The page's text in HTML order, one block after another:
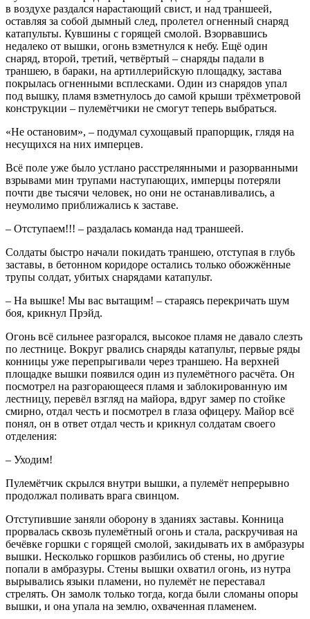
в воздухе раздался нарастающий свист, и над траншеей,
оставляя за собой дымный след, пролетел огненный снаряд
катапульты. Кувшины с горящей смолой. Взорвавшись
недалеко от вышки, огонь взметнулся к небу. Ещё один
снаряд, второй, третий, четвёртый – снаряды падали в
траншею, в бараки, на артиллерийскую площадку, застава
покрылась огненными всплесками. Один из снарядов упал
под вышку, пламя взметнулось до самой крыши трёхметровой
конструкции – пулемётчики не смогут теперь выбраться.
«Не остановим», – подумал сухощавый прапорщик, глядя на
несущихся на них имперцев.
Всё поле уже было устлано расстрелянными и разорванными
взрывами мин трупами наступающих, имперцы потеряли
почти две тысячи человек, но они не останавливались, а
неумолимо приближались к заставе.
– Отступаем!!! – раздалась команда над траншеей.
Солдаты быстро начали покидать траншею, отступая в глубь
заставы, в бетонном коридоре остались только обожжённые
трупы солдат, убитых снарядами катапульт.
– На вышке! Мы вас вытащим! – стараясь перекричать шум
боя, крикнул Прэйд.
Огонь всё сильнее разгорался, высокое пламя не давало слезть
по лестнице. Вокруг рвались снаряды катапульт, первые ряды
конницы уже перепрыгивали через траншею. На верхней
площадке вышки появился один из пулемётного расчёта. Он
посмотрел на разгорающееся пламя и заблокированную им
лестницу, перевёл взгляд на майора, вдруг замер по стойке
смирно, отдал честь и посмотрел в глаза офицеру. Майор всё
понял, он в ответ отдал честь и крикнул солдатам своего
отделения:
– Уходим!
Пулемётчик скрылся внутри вышки, а пулемёт непрерывно
продолжал поливать врага свинцом.
Отступившие заняли оборону в зданиях заставы. Конница
прорвалась сквозь пулемётный огонь и стала, раскручивая на
бечёвке горшки с горящей смолой, закидывать их в амбразуры
вышки. Несколько горшков разбились об стены, но другие
попали в амбразуры. Стены вышки охватил огонь, из нутра
вырывались языки пламени, но пулемёт не переставал
стрелять. Он замолк только тогда, когда были сломаны опоры
вышки, и она упала на землю, охваченная пламенем.